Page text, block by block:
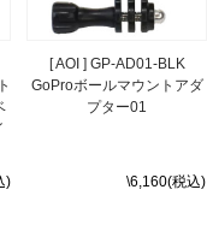
)
[ AOI ] GP-AD01-BLK
GoProボールマウントアダ
プター01
\6,160(税込)